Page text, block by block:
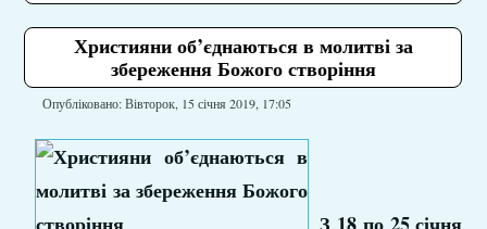
Християни об’єднаються в молитві за
збереження Божого створіння
Опубліковано: Вівторок, 15 січня 2019, 17:05